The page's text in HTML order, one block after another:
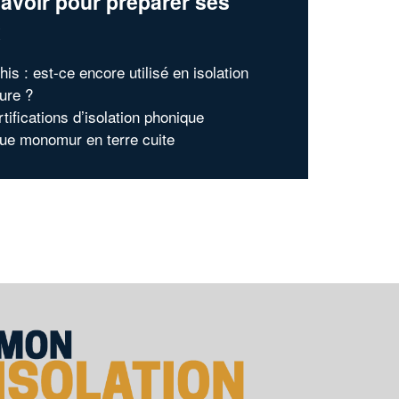
: est-ce encore utilisé en isolation
?
d’isolation phonique
monomur en terre cuite